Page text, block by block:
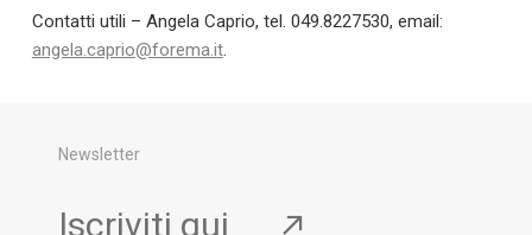
Contatti utili – Angela Caprio, tel. 049.8227530, email:
angela.caprio@forema.it.
Newsletter
Iscriviti qui